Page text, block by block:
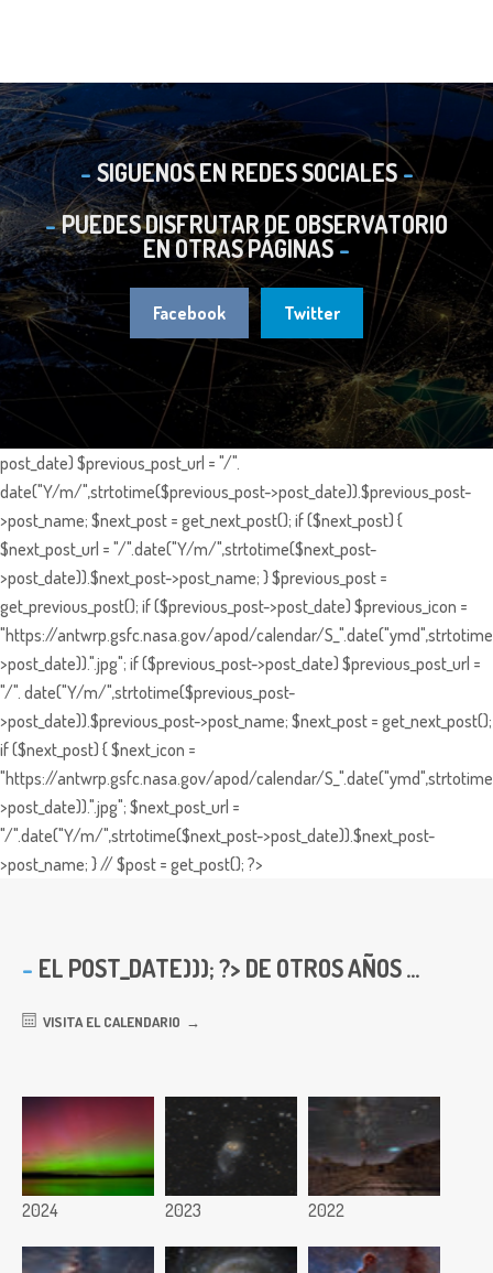
SIGUENOS EN REDES SOCIALES
PUEDES DISFRUTAR DE OBSERVATORIO
EN OTRAS PÁGINAS
Facebook Twitter
post_date) $previous_post_url = "/".
date("Y/m/",strtotime($previous_post->post_date)).$previous_post-
>post_name; $next_post = get_next_post(); if ($next_post) {
$next_post_url = "/".date("Y/m/",strtotime($next_post-
>post_date)).$next_post->post_name; } $previous_post =
get_previous_post(); if ($previous_post->post_date) $previous_icon =
"https://antwrp.gsfc.nasa.gov/apod/calendar/
>post_date)).".jpg"; if ($previous_post->post_date) $previous_post_url =
"/". date("Y/m/",strtotime($previous_post-
>post_date)).$previous_post->post_name; $next_post = get_next_post();
if ($next_post) { $next_icon =
"https://antwrp.gsfc.nasa.gov/apod/calendar/
>post_date)).".jpg"; $next_post_url =
"/".date("Y/m/",strtotime($next_post->post_date)).$next_post-
>post_name; } // $post = get_post(); ?>
EL POST_DATE))); ?> DE OTROS AÑOS ...
VISITA EL CALENDARIO
2024 2023 2022